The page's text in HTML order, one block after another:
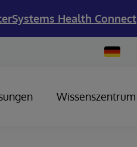
Health Connect
Change
Country
Wissenszentrum